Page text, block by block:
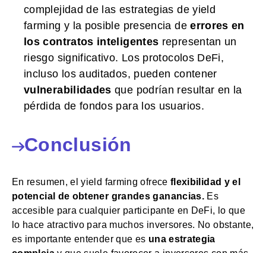
complejidad de las estrategias de yield
farming y la posible presencia deerrores en
los contratos inteligentes representan un
riesgo significativo. Los protocolos DeFi,
incluso los auditados, pueden contener
vulnerabilidades que podrían resultar en la
pérdida de fondos para los usuarios.
Conclusión
En resumen, el yield farming ofrece flexibilidad y el
potencial de obtener grandes ganancias. Es
accesible para cualquier participante en DeFi, lo que
lo hace atractivo para muchos inversores. No obstante,
es importante entender que es una estrategia